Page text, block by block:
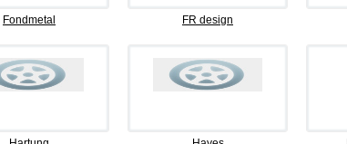
Fondmetal FR design